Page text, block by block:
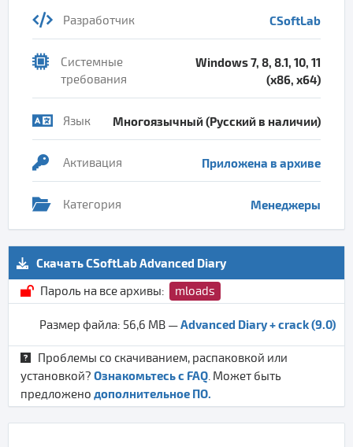
Разработчик CSoftLab
Системные
требования
Windows 7, 8, 8.1, 10, 11
(x86, x64)
Язык Многоязычный (Русский в наличии)
Активация Приложена в архиве
Категория Менеджеры
Скачать CSoftLab Advanced Diary
Пароль на все архивы:
mloads
Размер файла: 56,6 MB —Advanced Diary + crack (9.0)
Проблемы со скачиванием, распаковкой или
установкой? Ознакомьтесь с FAQ. Может быть
предложено дополнительное ПО.